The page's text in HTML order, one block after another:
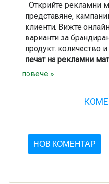
Открийте рекламни
представяне,
клиенти. Вижте
варианти за
продукт, количество
печат на рекламни
повече »
НОВ КОМЕНТАР